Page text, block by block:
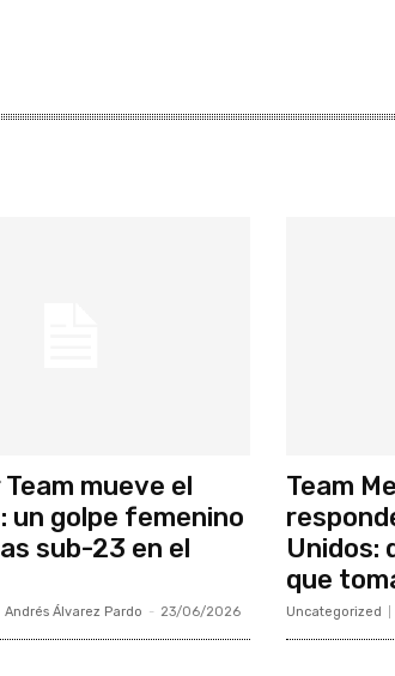
mueve el
un golpe femenino
sub-23 en el
Andrés Álvarez Pardo - 23/06/2026
Team
Unidos:
que
Uncategorized